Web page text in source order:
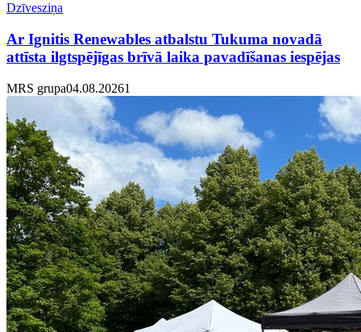
Dzīvesziņa
Ar Ignitis Renewables atbalstu Tukuma novadā
attīsta ilgtspējīgas brīvā laika pavadīšanas iespējas
MRS grupa04.08.20261